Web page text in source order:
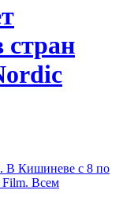
стран
Кишиневе с 8 по
Film. Всем